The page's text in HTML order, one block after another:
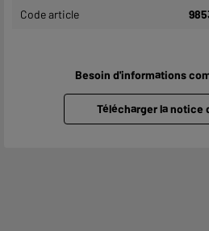
Code article
Besoin d'informations
Télécharger la notice